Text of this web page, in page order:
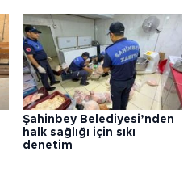
Şahinbey Belediyesi’nden
halk sağlığı için sıkı
denetim